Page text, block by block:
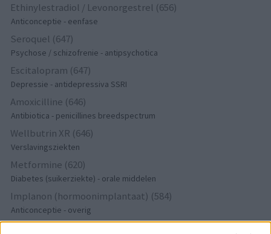
Ethinylestradiol / Levonorgestrel (656)
Anticonceptie - eenfase
Seroquel (647)
Psychose / schizofrenie - antipsychotica
Escitalopram (647)
Depressie - antidepressiva SSRI
Amoxicilline (646)
Antibiotica - penicillines breedspectrum
Wellbutrin XR (646)
Verslavingsziekten
Metformine (620)
Diabetes (suikerziekte) - orale middelen
Implanon (hormoonimplantaat) (584)
Anticonceptie - overig